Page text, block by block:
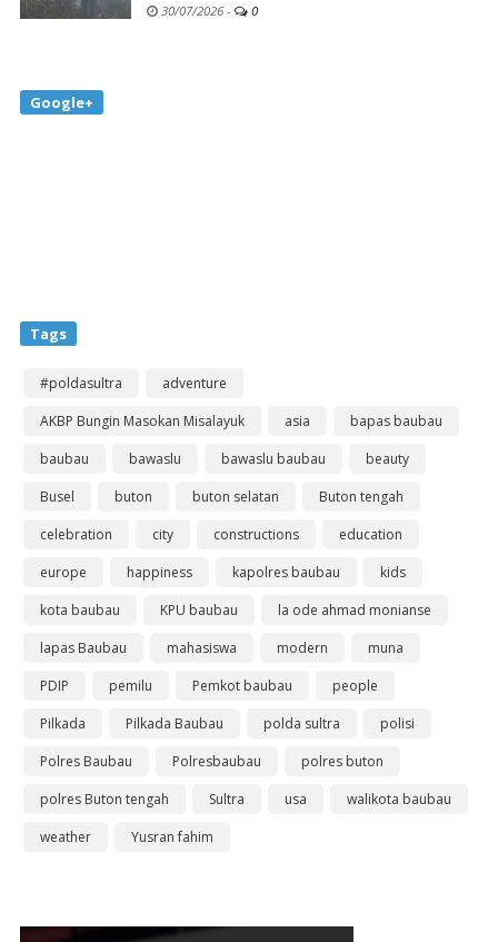
30/07/2026 - 0
Google+
Tags
#poldasultra
adventure
AKBP Bungin Masokan Misalayuk
asia
bapas baubau
baubau
bawaslu bawaslu baubau
beauty
Busel
buton buton selatan
Buton tengah
celebration
city constructions
education
europe
happiness kapolres baubau
kids
kota baubau
KPU baubau
la ode ahmad monianse
lapas Baubau
mahasiswa modern
muna
PDIP
pemilu Pemkot baubau
people
Pilkada
Pilkada Baubau polda sultra
polisi
Polres Baubau
Polresbaubau
polres buton
polres Buton tengah
Sultra usa
walikota baubau
weather
Yusran fahim